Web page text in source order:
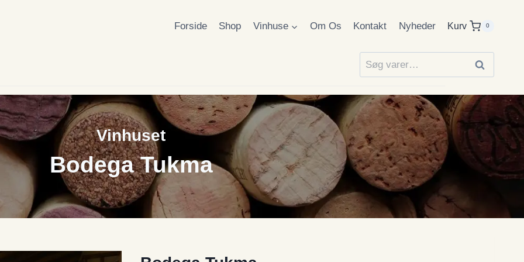
Forside Shop Vinhuse Om Os Kontakt Nyheder Kurv 0
Søg
efter:
Søg
Vinhuset
Bodega Tukma